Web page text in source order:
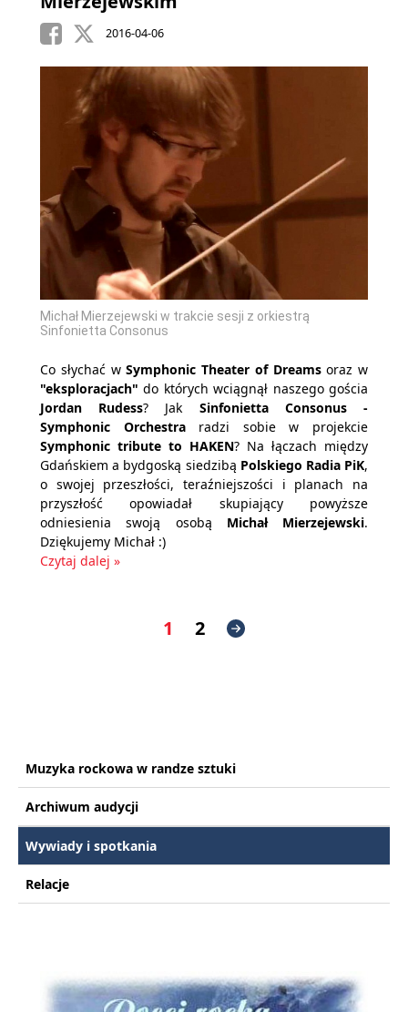
2016-04-06
Michał Mierzejewski w trakcie sesji z orkiestrą
Sinfonietta Consonus
Co słychać wSymphonic Theater of Dreamsoraz w
"eksploracjach" do których wciągnął naszego gościa
Jordan Rudess? Jak Sinfonietta Consonus -
Symphonic Orchestraradzi sobie w projekcie
Symphonic tribute to HAKEN? Na łączach między
Gdańskiem a bydgoską siedzibą Polskiego Radia PiK,
o swojej przeszłości, teraźniejszości i planach na
przyszłość opowiadał skupiający powyższe
odniesienia swoją osobą Michał Mierzejewski.
Dziękujemy Michał :)
Czytaj dalej »
1 2
Muzyka rockowa w randze sztuki
Archiwum audycji
Wywiady i spotkania
Relacje